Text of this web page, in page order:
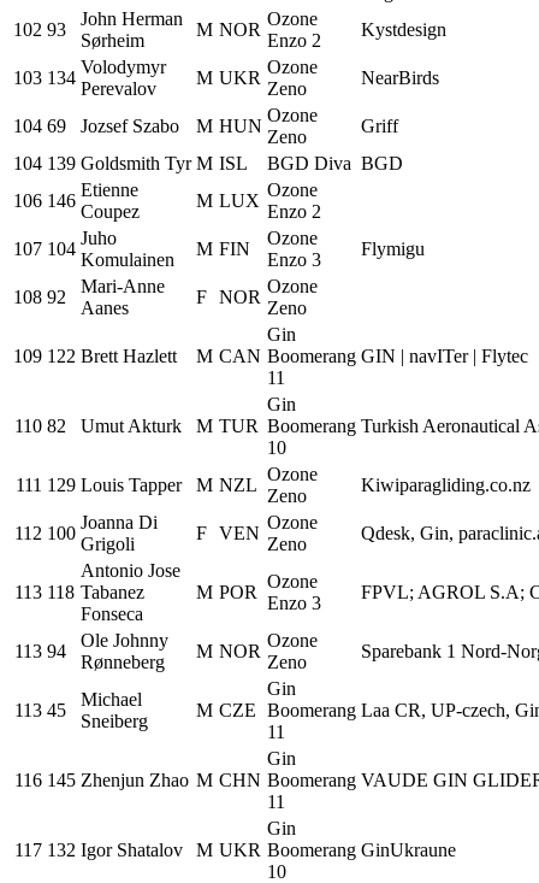
102 93
John Herman
Sørheim
M NOR
Ozone
Enzo 2
Kystdesign
103 134
Volodymyr
Perevalov
M UKR
Ozone
Zeno
NearBirds
104 69 Jozsef Szabo M HUN
Ozone
Zeno
Griff
104 139 Goldsmith Tyr M ISL BGD Diva BGD
106 146
Etienne
Coupez
M LUX
Ozone
Enzo 2
107 104
Juho
Komulainen
M FIN
Ozone
Enzo 3
Flymigu
108 92
Mari-Anne
Aanes
F NOR
Ozone
Zeno
109 122 Brett Hazlett M CAN
Gin
Boomerang
11
GIN | navITer | Flytec
110 82 Umut Akturk M TUR
Gin
Boomerang
10
Turkish Aeronautical
111 129 Louis Tapper M NZL
Ozone
Zeno
Kiwiparagliding.co.nz
112 100
Joanna Di
Grigoli
F VEN
Ozone
Zeno
Qdesk, Gin,
113 118
Antonio Jose
Tabanez
Fonseca
M POR
Ozone
Enzo 3
FPVL; AGROL S.A;
113 94
Ole Johnny
Rønneberg
M NOR
Ozone
Zeno
Sparebank 1 Nord-
113 45
Michael
Sneiberg
M CZE
Gin
Boomerang
11
Laa CR, UP-czech,
116 145 Zhenjun Zhao M CHN
Gin
Boomerang
11
VAUDE GIN
117 132 Igor Shatalov M UKR
Gin
Boomerang
10
GinUkraune